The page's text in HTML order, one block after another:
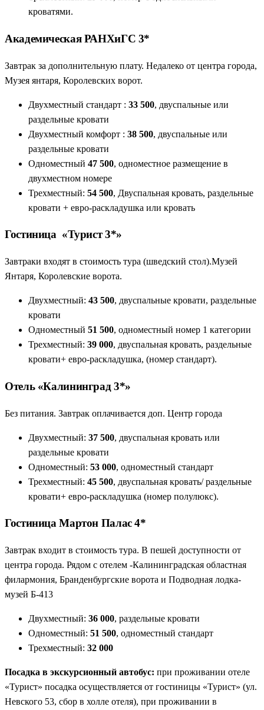
кроватями.
Академическая РАНХиГС 3*
Завтрак за дополнительную плату. Недалеко от центра города,
Музея янтаря, Королевских ворот.
Двухместный стандарт : 33 500, двуспальные или
раздельные кровати
Двухместный комфорт : 38 500, двуспальные или
раздельные кровати
Одноместный 47 500, одноместное размещение в
двухместном номере
Трехместный: 54 500, Двуспальная кровать, раздельные
кровати + евро-раскладушка или кровать
Гостиница «Турист 3*»
Завтраки входят в стоимость тура (шведский стол).Музей
Янтаря, Королевские ворота.
Двухместный: 43 500, двуспальные кровати, раздельные
кровати
Одноместный 51 500, одноместный номер 1 категории
Трехместный: 39 000, двуспальная кровать, раздельные
кровати+ евро-раскладушка, (номер стандарт).
Отель «Калининград 3*»
Без питания. Завтрак оплачивается доп. Центр города
Двухместный: 37 500, двуспальная кровать или
раздельные кровати
Одноместный: 53 000, одноместный стандарт
Трехместный: 45 500, двуспальная кровать/ раздельные
кровати+ евро-раскладушка (номер полулюкс).
Гостиница Мартон Палас 4*
Завтрак входит в стоимость тура. В пешей доступности от
центра города. Рядом с отелем -Калининградская областная
филармония, Бранденбургские ворота и Подводная лодка-
музей Б-413
Двухместный: 36 000, раздельные кровати
Одноместный: 51 500, одноместный стандарт
Трехместный: 32 000
Посадка в экскурсионный автобус: при проживании отеле
«Турист» посадка осуществляется от гостиницы «Турист» (ул.
Невского 53, сбор в холле отеля), при проживании в